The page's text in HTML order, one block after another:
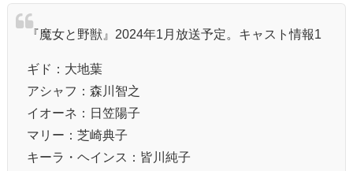
『魔女と野獣』2024年1月放送予定。キャスト情報1
ギド：大地葉
アシャフ：森川智之
イオーネ：日笠陽子
マリー：芝崎典子
キーラ・ヘインス：皆川純子